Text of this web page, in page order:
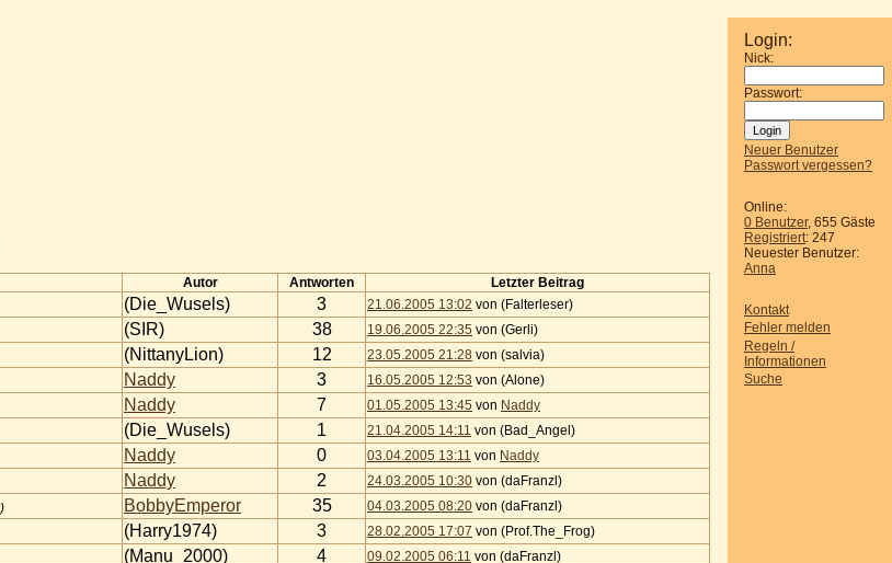
Login:
Nick:
Passwort:
Neuer Benutzer
Passwort vergessen?
Online:
0 Benutzer, 655 Gäste
Registriert: 247
Neuester Benutzer:
Anna
Kontakt
Fehler melden
Regeln /
Informationen
Suche
Autor Antworten Letzter Beitrag
(Die_Wusels) 3 21.06.2005 13:02 von (Falterleser)
(SIR) 38 19.06.2005 22:35 von (Gerli)
(NittanyLion) 12 23.05.2005 21:28 von (salvia)
Naddy 3 16.05.2005 12:53 von (Alone)
Naddy 7 01.05.2005 13:45 von Naddy
(Die_Wusels) 1 21.04.2005 14:11 von (Bad_Angel)
Naddy 0 03.04.2005 13:11 von Naddy
Naddy 2 24.03.2005 10:30 von (daFranzl)
) BobbyEmperor 35 04.03.2005 08:20 von (daFranzl)
(Harry1974) 3 28.02.2005 17:07 von (Prof.The_Frog)
(Manu_2000) 4 09.02.2005 06:11 von (daFranzl)